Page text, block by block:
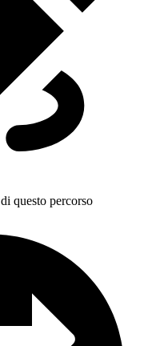
di questo percorso